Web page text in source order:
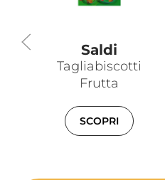
Saldi
Tagliabiscotti
Frutta
SCOPRI